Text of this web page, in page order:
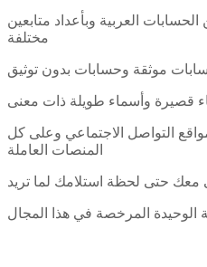
العربية وبأعداد متابعين
مختلفة
موثقة وحسابات بدون توثيق
قصيرة وأسماء طويلة ذات معنى
التواصل الاجتماعي وعلى كل
المنصات العاملة
معك حتى لحظة استلامك لما تريد
الوحيدة المرخصة في هذا المجال